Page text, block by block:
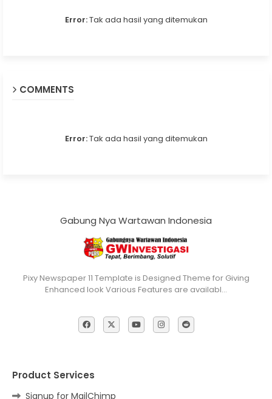
Error:Tak ada hasil yang ditemukan
COMMENTS
Error:Tak ada hasil yang ditemukan
Gabung Nya Wartawan Indonesia
Pixy Newspaper 11 Template is Designed Theme for Giving
Enhanced look Various Features are availabl…
Product Services
Signup for MailChimp